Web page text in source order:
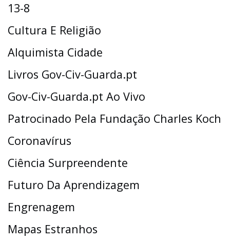
13-8
Cultura E Religião
Alquimista Cidade
Livros Gov-Civ-Guarda.pt
Gov-Civ-Guarda.pt Ao Vivo
Patrocinado Pela Fundação Charles Koch
Coronavírus
Ciência Surpreendente
Futuro Da Aprendizagem
Engrenagem
Mapas Estranhos